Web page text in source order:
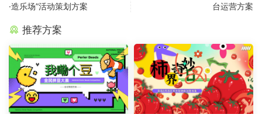
·造乐场”活动策划方案
台运营方案
推荐方案